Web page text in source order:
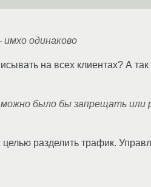
одинаково
на всех клиентах? А
было бы запрещать
разделить трафик.